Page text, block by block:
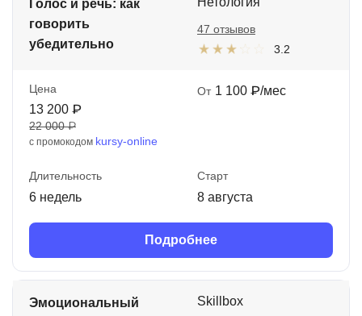
Голос и речь: как
говорить
убедительно
3.2
47 отзывов
Цена
13 200 ₽
22 000 ₽
с промокодом kursy-online
От 1 100 ₽/мес
Длительность
6 недель
Старт
8 августа
Подробнее
Эмоциональный
Skillbox